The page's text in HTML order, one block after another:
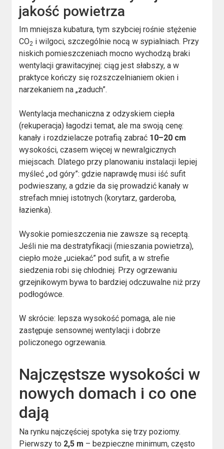
jakość powietrza
Im mniejsza kubatura, tym szybciej rośnie stężenie
CO2 i wilgoci, szczególnie nocą w sypialniach. Przy
niskich pomieszczeniach mocno wychodzą braki
wentylacji grawitacyjnej: ciąg jest słabszy, a w
praktyce kończy się rozszczelnianiem okien i
narzekaniem na „zaduch”.
Wentylacja mechaniczna z odzyskiem ciepła
(rekuperacja) łagodzi temat, ale ma swoją cenę:
kanały i rozdzielacze potrafią zabrać 10–20 cm
wysokości, czasem więcej w newralgicznych
miejscach. Dlatego przy planowaniu instalacji lepiej
myśleć „od góry”: gdzie naprawdę musi iść sufit
podwieszany, a gdzie da się prowadzić kanały w
strefach mniej istotnych (korytarz, garderoba,
łazienka).
Wysokie pomieszczenia nie zawsze są receptą.
Jeśli nie ma destratyfikacji (mieszania powietrza),
ciepło może „uciekać” pod sufit, a w strefie
siedzenia robi się chłodniej. Przy ogrzewaniu
grzejnikowym bywa to bardziej odczuwalne niż przy
podłogówce.
W skrócie: lepsza wysokość pomaga, ale nie
zastępuje sensownej wentylacji i dobrze
policzonego ogrzewania.
Najczęstsze wysokości w
nowych domach i co one
dają
Na rynku najczęściej spotyka się trzy poziomy.
Pierwszy to 2,5 m – bezpieczne minimum, często